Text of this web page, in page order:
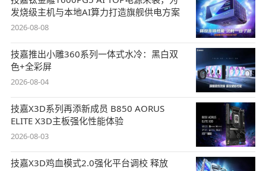
发烧级主机与本地AI算力打造旗舰供电方案
2026-08-08
技嘉推出小雕360系列一体式水冷：黑白双
色+全彩屏
2026-08-04
技嘉X3D系列再添新成员 B850 AORUS
ELITE X3D主板强化性能体验
2026-08-03
技嘉X3D鸡血模式2.0强化平台调校 释放